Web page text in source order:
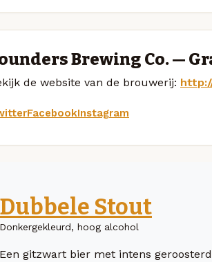
Brewing Co. —
de website van de brouwerij:
FacebookInstagram
Dubbele Stout
Donkergekleurd, hoog alcohol
Een gitzwart bier met intens